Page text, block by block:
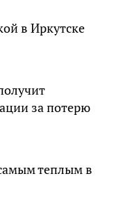
в Иркутске
за потерю
теплым в